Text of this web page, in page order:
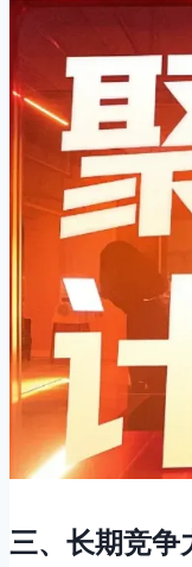
三、 长期竞争